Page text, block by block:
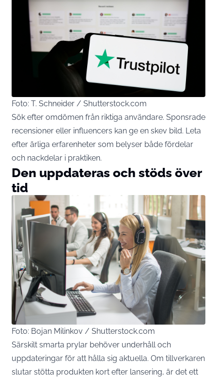
Foto: T. Schneider / Shutterstock.com
Sök efter omdömen från riktiga användare. Sponsrade
recensioner eller influencers kan ge en skev bild. Leta
efter ärliga erfarenheter som belyser både fördelar
och nackdelar i praktiken.
Den uppdateras och stöds över
tid
Foto: Bojan Milinkov / Shutterstock.com
Särskilt smarta prylar behöver underhåll och
uppdateringar för att hålla sig aktuella. Om tillverkaren
slutar stötta produkten kort efter lansering, är det ett